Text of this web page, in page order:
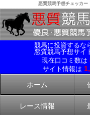
悪質競馬予想チェッカー
競馬に投資するな
悪質競馬予想サイ
現在口コミ数は
サイト情報は
ホーム
レース情報